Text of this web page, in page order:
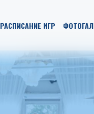
РАСПИСАНИЕ ИГР